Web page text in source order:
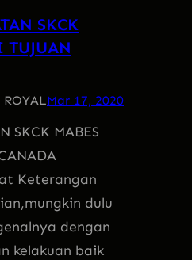
SKCK
TUJUAN
Mar 17, 2020
SKCK MABES
Keterangan
dulu
dengan
kelakuan baik